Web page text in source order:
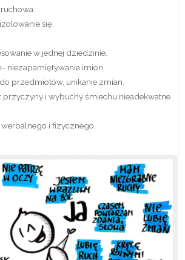
się.
w jednej dziedzinie.
niezapamiętywanie imion.
przedmiotów, unikanie zmian.
przyczyny i wybuchy śmiechu nieadekwatne
werbalnego i fizycznego.